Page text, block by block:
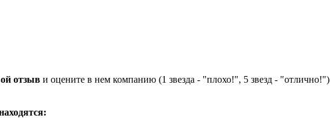
отзыв и оцените в нем компанию (1 звезда - "плохо!", 5 звезд - "отлично!")